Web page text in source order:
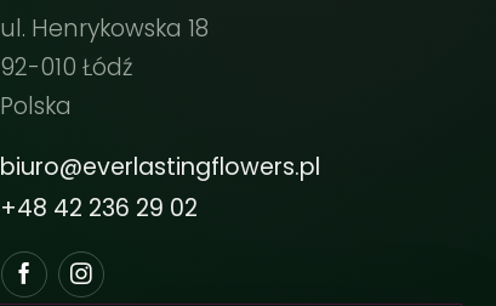
ul. Henrykowska 18
92-010 Łódź
Polska
biuro@everlastingflowers.pl
+48 42 236 29 02